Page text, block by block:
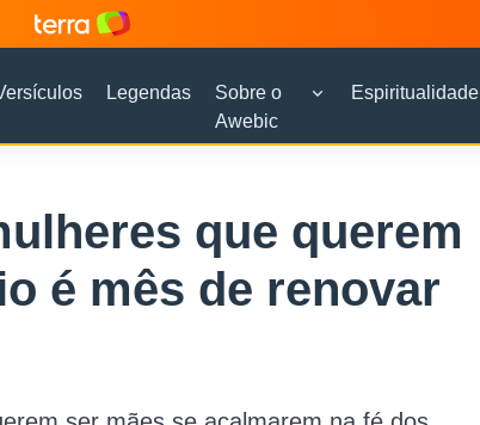
Legendas
Sobre o
Awebic
Espiritualidade
que querem
é mês de renovar